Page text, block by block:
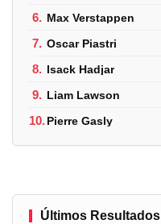
6. Max Verstappen
7. Oscar Piastri
8. Isack Hadjar
9. Liam Lawson
10.Pierre Gasly
Últimos Resultados